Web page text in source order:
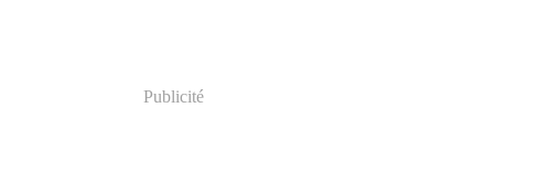
Publicité